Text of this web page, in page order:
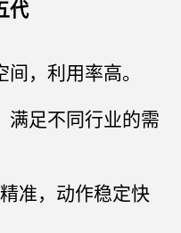
代
，利用率高。
满足不同行业的需
准，动作稳定快